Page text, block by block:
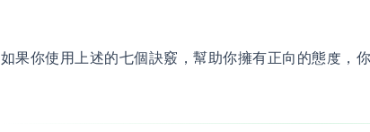
如果你使用上述的七個訣竅，幫助你擁有正向的態度，